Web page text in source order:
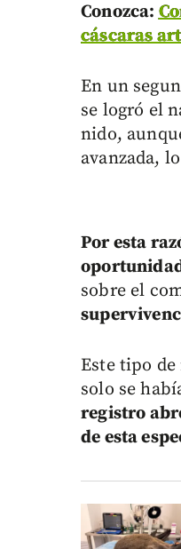
Conozca:
cáscaras
En un
se logró el
nido,
avanzada,
Por esta
sobre el
Este tipo
solo se
registro
de esta